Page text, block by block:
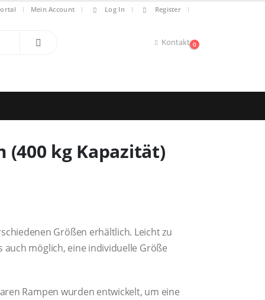
Mein Account Log In Register |
Kontakt 0
(400 kg Kapazität)
Größen erhältlich. Leicht zu
auch möglich, eine individuelle Größe
Rampen wurden entwickelt, um eine